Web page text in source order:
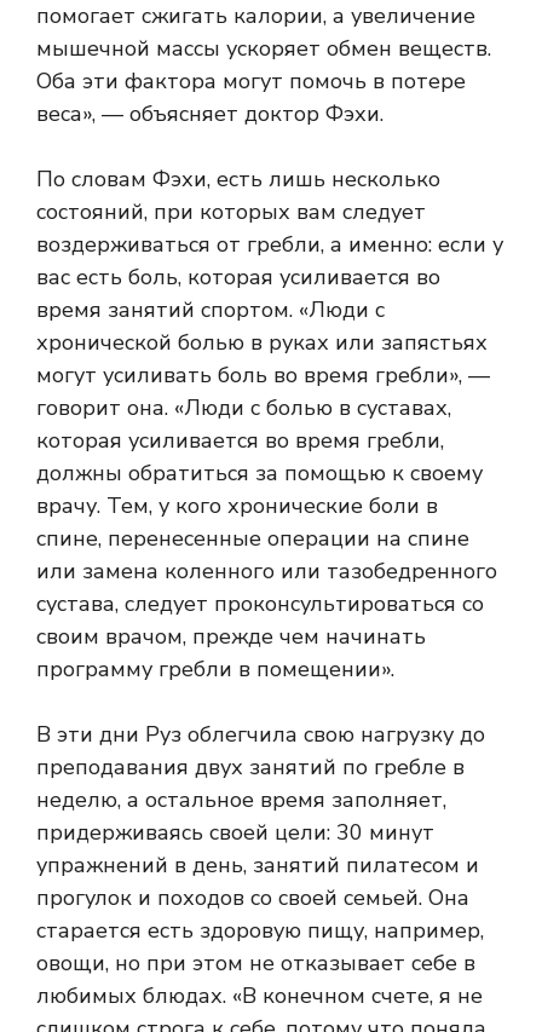
помогает сжигать калории, а увеличение
мышечной массы ускоряет обмен веществ.
Оба эти фактора могут помочь в потере
веса», — объясняет доктор Фэхи.
По словам Фэхи, есть лишь несколько
состояний, при которых вам следует
воздерживаться от гребли, а именно: если у
вас есть боль, которая усиливается во
время занятий спортом. «Люди с
хронической болью в руках или запястьях
могут усиливать боль во время гребли», —
говорит она. «Люди с болью в суставах,
которая усиливается во время гребли,
должны обратиться за помощью к своему
врачу. Тем, у кого хронические боли в
спине, перенесенные операции на спине
или замена коленного или тазобедренного
сустава, следует проконсультироваться со
своим врачом, прежде чем начинать
программу гребли в помещении».
В эти дни Руз облегчила свою нагрузку до
преподавания двух занятий по гребле в
неделю, а остальное время заполняет,
придерживаясь своей цели: 30 минут
упражнений в день, занятий пилатесом и
прогулок и походов со своей семьей. Она
старается есть здоровую пищу, например,
овощи, но при этом не отказывает себе в
любимых блюдах. «В конечном счете, я не